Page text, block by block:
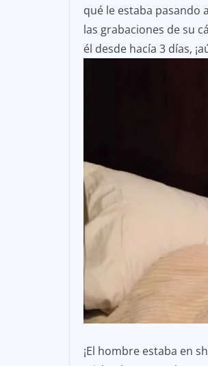
qué le estaba pasando
las grabaciones de su
él desde hacía 3 días,
¡El hombre estaba en